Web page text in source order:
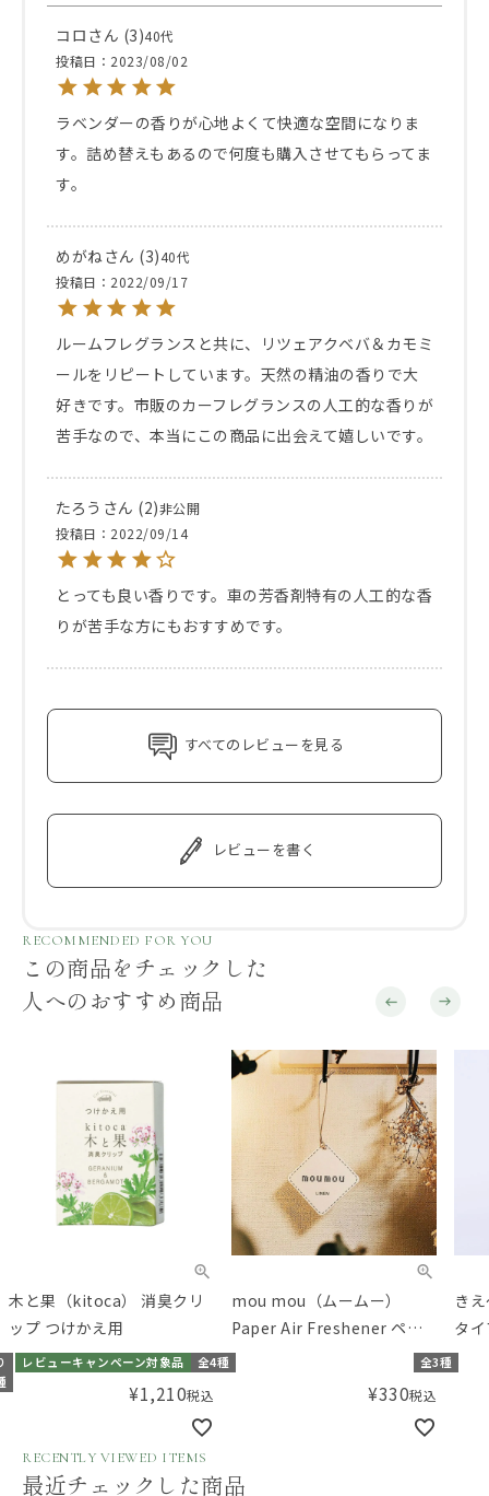
コロ 3 40代
投稿日
2023/08/02
ラベンダーの香りが心地よくて快適な空間になりま
す。詰め替えもあるので何度も購入させてもらってま
す。
めがね 3 40代
投稿日
2022/09/17
ルームフレグランスと共に、リツェアクベバ＆カモミ
ールをリピートしています。天然の精油の香りで大
好きです。市販のカーフレグランスの人工的な香りが
たろう 2 非公開
投稿日
2022/09/14
とっても良い香りです。車の芳香剤特有の人工的な香
りが苦手な方にもおすすめです。
すべてのレビューを見る
レビューを書く
RECOMMENDED FOR YOU
この商品をチェックした
人へのおすすめ商品
木と果（kitoca） 消臭クリ
ップ つけかえ用
レビューキャンペーン対象品 全4種
¥1,210税込
mou mou（ムームー）
Paper Air Freshener ペー
パーエアフレッシュナー
全3種
¥330税込
き
タ
RECENTLY VIEWED ITEMS
最近チェックした商品